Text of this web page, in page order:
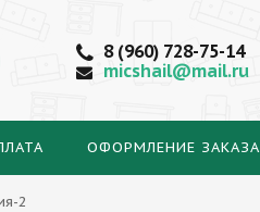
8 (960) 728-75-14
micshail@mail.ru
ОФОРМЛЕНИЕ ЗАКАЗА
2